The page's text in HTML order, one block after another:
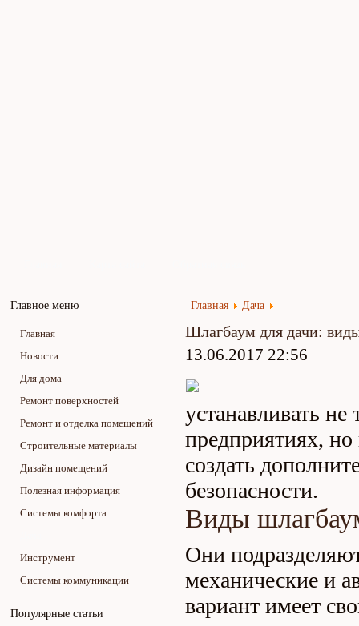
Главное меню
Главная
Новости
Для дома
Ремонт поверхностей
Ремонт и отделка помещений
Строительные материалы
Дизайн помещений
Полезная информация
Системы комфорта
Инструмент
Системы коммуникации
Популярные статьи
Главная Дача
Шлагбаум для дачи:
13.06.2017 22:56
устанавливать
предприятиях,
создать
безопасности.
Виды
Они
механические и
вариант имеет